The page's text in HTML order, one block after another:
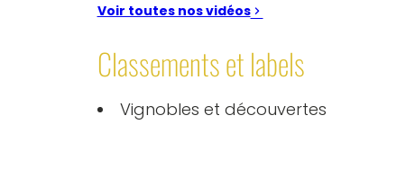
Voir toutes nos vidéos
Classements et labels
Vignobles et découvertes